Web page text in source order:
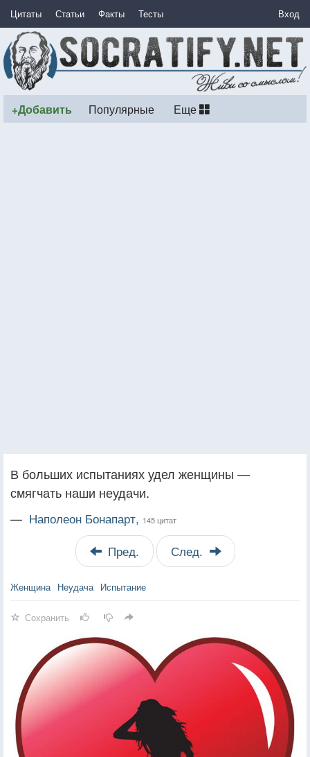
Цитаты Статьи Факты Тесты Вход
+Добавить Популярные Еще
В больших испытаниях удел женщины —
смягчать наши неудачи.
— Наполеон Бонапарт, 145 цитат
Пред. След.
Женщина Неудача Испытание
Сохранить